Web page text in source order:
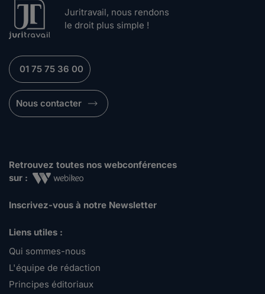
Juritravail, nous rendons
le droit plus simple !
01 75 75 36 00
Nous contacter
Retrouvez toutes nos webconférences
sur :
Inscrivez-vous à notre Newsletter
Liens utiles :
Qui sommes-nous
L'équipe de rédaction
Principes éditoriaux